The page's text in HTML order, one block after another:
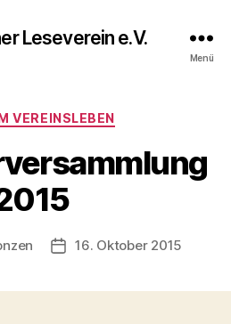
Leseverein e.V.
Menü
VEREINSLEBEN
16. Oktober 2015